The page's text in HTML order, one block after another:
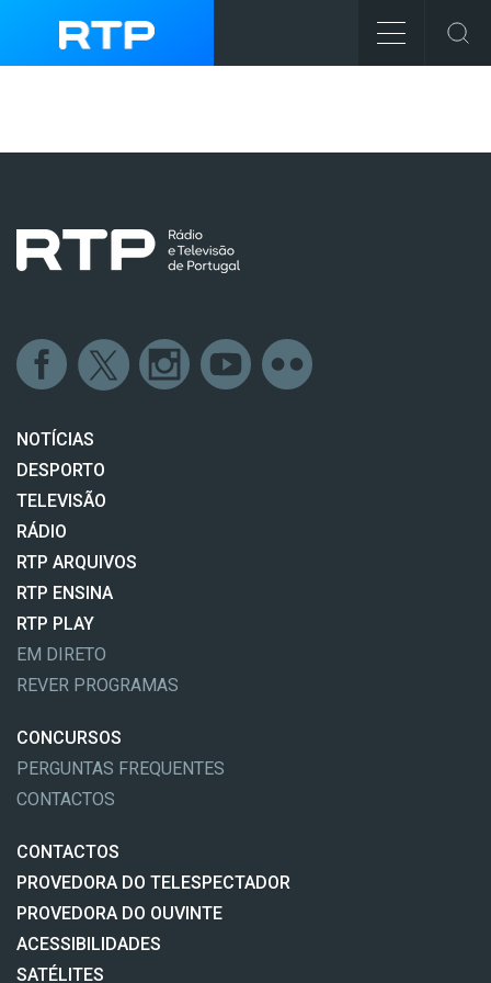
NOTÍCIAS
DESPORTO
TELEVISÃO
RÁDIO
RTP ARQUIVOS
RTP ENSINA
RTP PLAY
EM DIRETO
REVER PROGRAMAS
CONCURSOS
PERGUNTAS FREQUENTES
CONTACTOS
CONTACTOS
PROVEDORA DO TELESPECTADOR
PROVEDORA DO OUVINTE
ACESSIBILIDADES
SATÉLITES